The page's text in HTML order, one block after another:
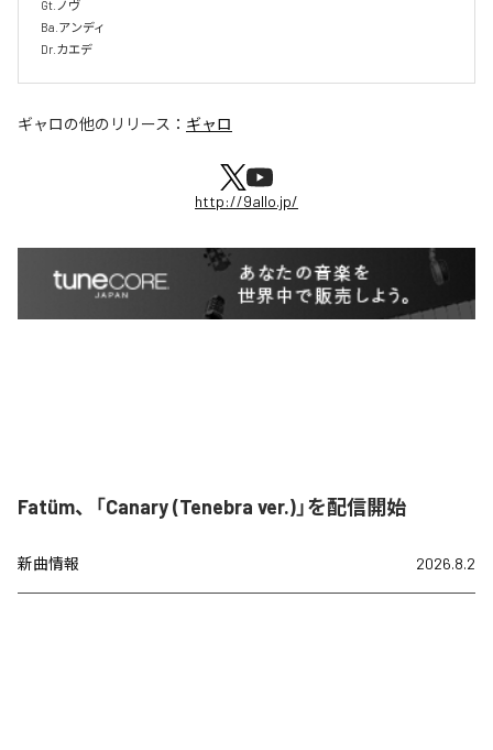
Gt.ノヴ
Ba.アンディ
Dr.カエデ
ギャロの他のリリース： ギャロ
http://9allo.jp/
Fatüm、「Canary (Tenebra ver.)」を配信開始
新曲情報 2026.8.2